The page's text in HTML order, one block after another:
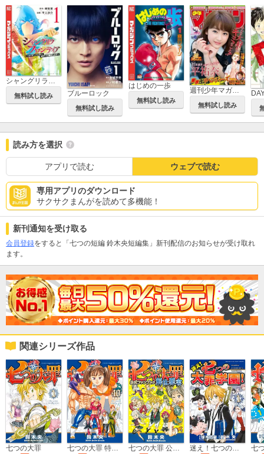
シャングリラ・フロンティア ～クソゲーハンター、神ゲーに挑まんとす～
無料試し読み ブルーロック
無料試し読み
はじめの一歩
無料試し読み
無料試し読み
読み方を選択
アプリで読む ウェブで読む
専用アプリのダウンロード
サクサクまんがを読めて多機能！
新刊通知を受け取る
会員登録をすると「七つの短編 鈴木央短編集」新刊配信のお知らせが受け取れ
ます。
関連シリーズ作品
七つの大罪 七つの大罪 公式ファンブック 解体罪書 迷え！七つの大罪学園！